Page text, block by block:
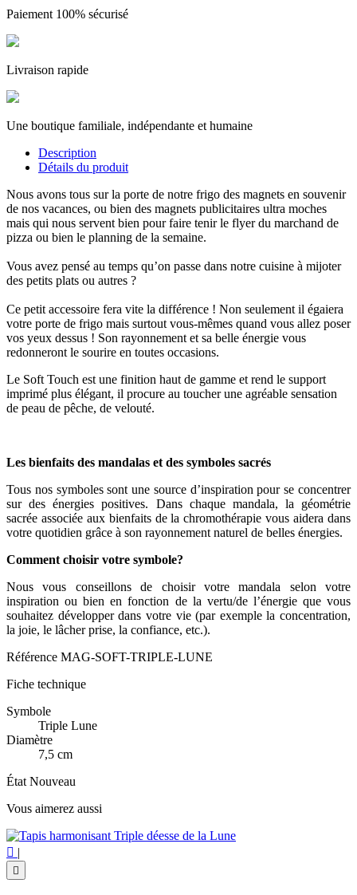
Paiement 100% sécurisé
Livraison rapide
Une boutique familiale, indépendante et humaine
Description
Détails du produit
Nous avons tous sur la porte de notre frigo des magnets en souvenir
de nos vacances, ou bien des magnets publicitaires ultra moches
mais qui nous servent bien pour faire tenir le flyer du marchand de
pizza ou bien le planning de la semaine.
Vous avez pensé au temps qu’on passe dans notre cuisine à mijoter
des petits plats ou autres ?
Ce petit accessoire fera vite la différence ! Non seulement il égaiera
votre porte de frigo mais surtout vous-mêmes quand vous allez poser
vos yeux dessus ! Son rayonnement et sa belle énergie vous
redonneront le sourire en toutes occasions.
Le Soft Touch est une finition haut de gamme et rend le support
imprimé plus élégant, il procure au toucher une agréable sensation
de peau de pêche, de velouté.
Les bienfaits des mandalas et des symboles sacrés
Tous nos symboles sont une source d’inspiration pour se concentrer
sur des énergies positives. Dans chaque mandala, la géométrie
sacrée associée aux bienfaits de la chromothérapie vous aidera dans
votre quotidien grâce à son rayonnement naturel de belles énergies.
Comment choisir votre symbole?
Nous vous conseillons de choisir votre mandala selon votre
inspiration ou bien en fonction de la vertu/de l’énergie que vous
souhaitez développer dans votre vie (par exemple la concentration,
la joie, le lâcher prise, la confiance, etc.).
Référence MAG-SOFT-TRIPLE-LUNE
Fiche technique
Symbole
Triple Lune
Diamètre
7,5 cm
ÉtatNouveau
Vous aimerez aussi
 |
